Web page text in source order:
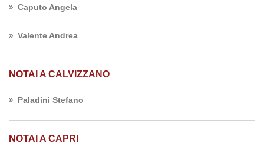
Caputo Angela
Valente Andrea
NOTAI A CALVIZZANO
Paladini Stefano
NOTAI A CAPRI